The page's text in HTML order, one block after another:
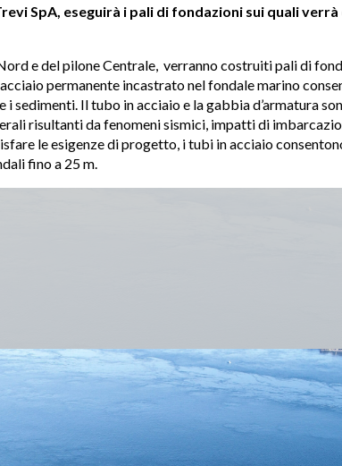
SpA, eseguirà i pali di fondazioni sui quali
e del pilone Centrale, verranno costruiti pali di
permanente incastrato nel fondale marino
sedimenti. Il tubo in acciaio e la gabbia d’armatura
risultanti da fenomeni sismici, impatti di
le esigenze di progetto, i tubi in acciaio
fino a 25 m.